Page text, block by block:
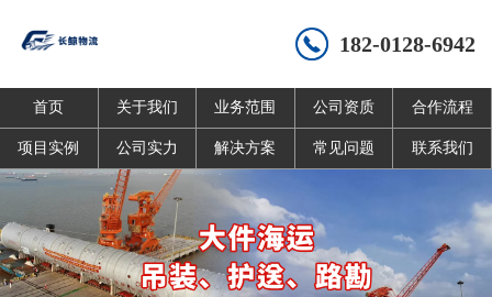
182-0128-6942
首页 关于我们 业务范围 公司资质 合作流程
项目实例 公司实力 解决方案 常见问题 联系我们